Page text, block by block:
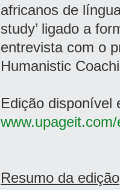
africanos de
study’ ligado a
entrevista com o
Humanistic
Edição disponível
Resumo da edição